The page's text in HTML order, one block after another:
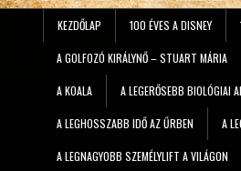
KEZDŐLAP 100 ÉVES A DISNEY
A GOLFOZÓ KIRÁLYNŐ – STUART MÁRIA
A KOALA A LEGERŐSEBB BIOLÓGIAI
A LEGHOSSZABB IDŐ AZ ŰRBEN A
A LEGNAGYOBB SZEMÉLYLIFT A VILÁGON